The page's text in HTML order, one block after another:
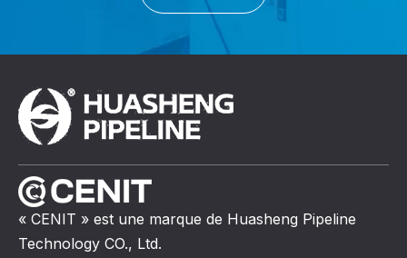
« CENIT » est une marque de Huasheng Pipeline
Technology CO., Ltd.